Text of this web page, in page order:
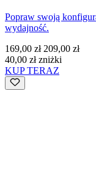
Popraw swoją
wydajność.
169,00 zł 209,00 zł
40,00 zł zniżki
KUP TERAZ